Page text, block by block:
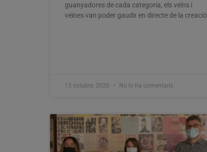
guanyadores de cada categoria, els veïns i
veïnes van poder gaudir en directe de la creació
13 octubre, 2020 No hi ha comentaris